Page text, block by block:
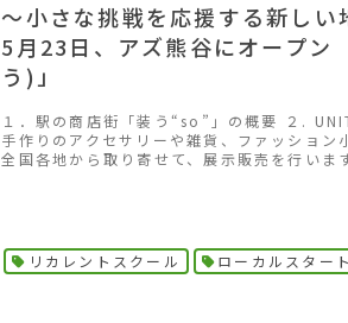
～小さな挑戦を応援する新し
5月23日、アズ熊谷にオープ
う)」
１．駅の商店街「装う“so”」の概要 ２.
手作りのアクセサリーや雑貨、ファッショ
全国各地から取り寄せて、展示販売を行い
リカレントスクール ローカルスター